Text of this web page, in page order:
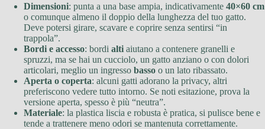
Dimensioni: punta a una base ampia, indicativamente 40×60 cm
o comunque almeno il doppio della lunghezza del tuo gatto.
Deve potersi girare, scavare e coprire senza sentirsi “in
trappola”.
Bordi e accesso: bordi alti aiutano a contenere granelli e
spruzzi, ma se hai un cucciolo, un gatto anziano o con dolori
articolari, meglio un ingresso basso o un lato ribassato.
Aperta o coperta: alcuni gatti adorano la privacy, altri
preferiscono vedere tutto intorno. Se noti esitazione, prova la
versione aperta, spesso è più “neutra”.
Materiale: la plastica liscia e robusta è pratica, si pulisce bene e
tende a trattenere meno odori se mantenuta correttamente.